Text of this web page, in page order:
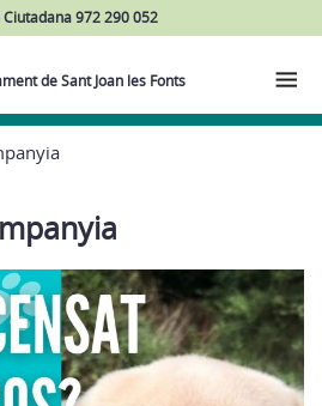
972 290 052
de Sant Joan les Fonts